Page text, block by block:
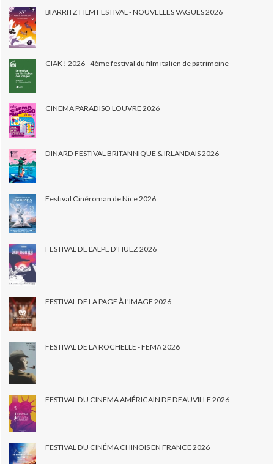
BIARRITZ FILM FESTIVAL - NOUVELLES VAGUES 2026
CIAK ! 2026 - 4ème festival du film italien de patrimoine
CINEMA PARADISO LOUVRE 2026
DINARD FESTIVAL BRITANNIQUE & IRLANDAIS 2026
Festival Cinéroman de Nice 2026
FESTIVAL DE L'ALPE D'HUEZ 2026
FESTIVAL DE LA PAGE À L'IMAGE 2026
FESTIVAL DE LA ROCHELLE - FEMA 2026
FESTIVAL DU CINEMA AMÉRICAIN DE DEAUVILLE 2026
FESTIVAL DU CINÉMA CHINOIS EN FRANCE 2026